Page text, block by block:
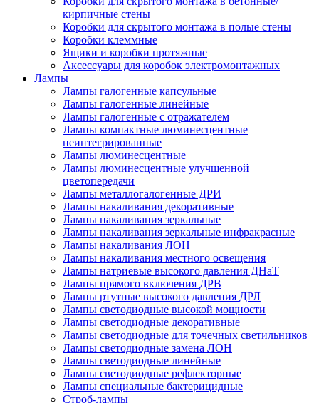
кирпичные стены
Коробки для скрытого монтажа в полые стены
Коробки клеммные
Ящики и коробки протяжные
Аксессуары для коробок электромонтажных
Лампы
Лампы галогенные капсульные
Лампы галогенные линейные
Лампы галогенные с отражателем
Лампы компактные люминесцентные
неинтегрированные
Лампы люминесцентные
Лампы люминесцентные улучшенной
цветопередачи
Лампы металлогалогенные ДРИ
Лампы накаливания декоративные
Лампы накаливания зеркальные
Лампы накаливания зеркальные инфракрасные
Лампы накаливания ЛОН
Лампы накаливания местного освещения
Лампы натриевые высокого давления ДНаТ
Лампы прямого включения ДРВ
Лампы ртутные высокого давления ДРЛ
Лампы светодиодные высокой мощности
Лампы светодиодные декоративные
Лампы светодиодные для точечных светильников
Лампы светодиодные замена ЛОН
Лампы светодиодные линейные
Лампы светодиодные рефлекторные
Лампы специальные бактерицидные
Строб-лампы